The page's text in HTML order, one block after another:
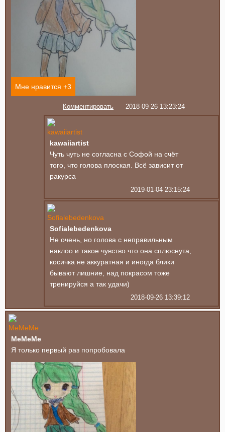
Мне нравится +3
Комментировать 2018-09-26 13:23:24
kawaiiartist
Чуть чуть не согласна с Софой на счёт
того, что голова плоская. Всё зависит от
ракурса
2019-01-04 23:15:24
Sofialebedenkova
Не очень, но голова с неправильным
наклоо и такое чувство что она сплюснута,
косичка не аккуратная и иногда блики
бывают лишние, над покрасом тоже
тренируйся а так удачи)
2018-09-26 13:39:12
MeMeMe
Я только первый раз попробовала